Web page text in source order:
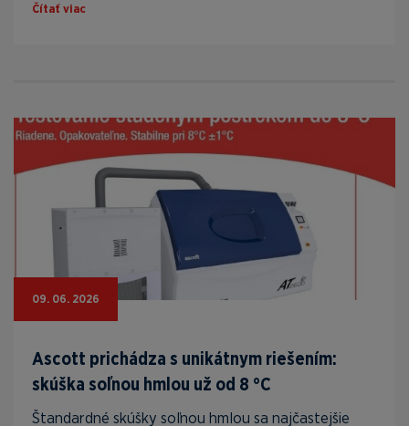
Čítať viac
09. 06. 2026
Ascott prichádza s unikátnym riešením:
skúška soľnou hmlou už od 8 °C
Štandardné skúšky soľnou hmlou sa najčastejšie